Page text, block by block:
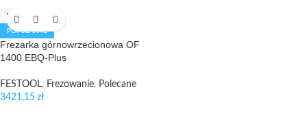
WYPRZEDANE
POPULARNE
Frezarka górnowrzecionowa OF
1400 EBQ-Plus
FESTOOL, Frezowanie, Polecane
3421,15 zł